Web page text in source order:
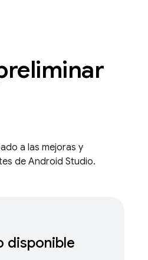
a las mejoras y
de Android Studio.
disponible